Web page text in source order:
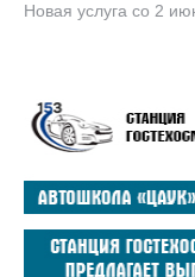
Новая услуга со 2